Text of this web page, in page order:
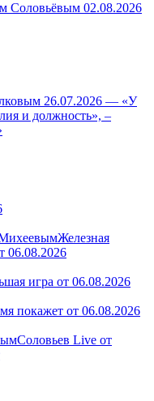
Соловьёвым 02.08.2026
26.07.2026 — «У
и должность», –
Железная
06.08.2026
игра от 06.08.2026
покажет от 06.08.2026
Соловьев Live от